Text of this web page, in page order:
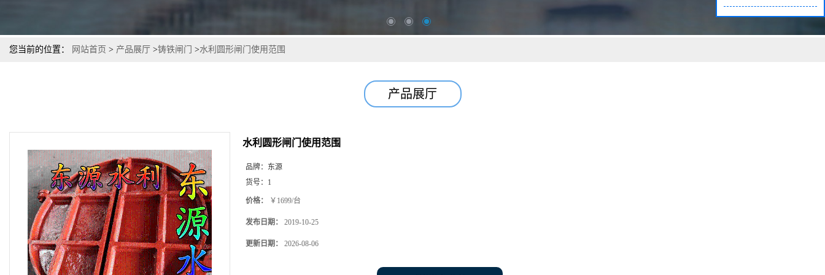
您当前的位置： 网站首页 > 产品展厅 >铸铁闸门 >水利圆形闸门使用范围
产品展厅
水利圆形闸门使用范围
品牌： 东源
货号： 1
价格： ￥1699/台
发布日期： 2019-10-25
更新日期： 2026-08-06